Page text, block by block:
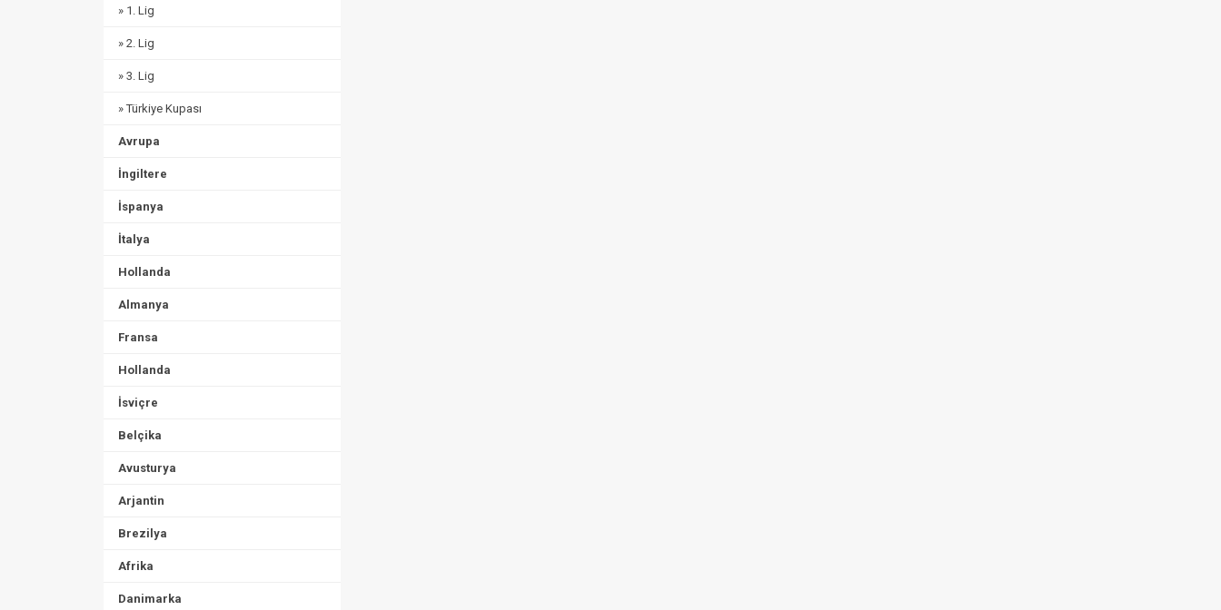
» 1. Lig
» 2. Lig
» 3. Lig
» Türkiye Kupası
Avrupa
İngiltere
İspanya
İtalya
Hollanda
Almanya
Fransa
Hollanda
İsviçre
Belçika
Avusturya
Arjantin
Brezilya
Afrika
Danimarka